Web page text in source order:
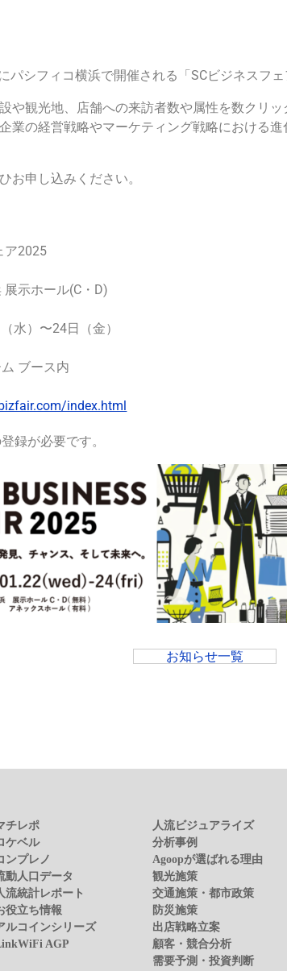
シフィコ横浜で開催される「SCビジネスフ
や観光地、店舗への来訪者数や属性を数クリ
業の経営戦略やマーケティング戦略における進
お申し込みください。
ア2025
示ホール(C・D)
水）〜24日（金）
ブース内
index.html
が必要です。
お知らせ一覧
チレポ
ケベル
ンプレノ
動人口データ
流統計レポート
役立ち情報
ルコインシリーズ
AGP
人流ビジュアライズ
分析事例
Agoopが選ばれる理由
観光施策
交通施策・都市政策
防災施策
出店戦略立案
顧客・競合分析
需要予測・投資判断